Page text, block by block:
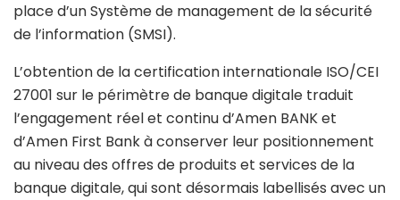
place d’un Système de management de la sécurité
de l’information (SMSI).
L’obtention de la certification internationale ISO/CEI
27001 sur le périmètre de banque digitale traduit
l’engagement réel et continu d’Amen BANK et
d’Amen First Bank à conserver leur positionnement
au niveau des offres de produits et services de la
banque digitale, qui sont désormais labellisés avec un